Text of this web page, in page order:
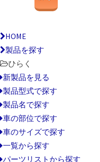
HOME
製品を探す
ひらく
新製品を見る
製品型式で探す
製品名で探す
車の部位で探す
車のサイズで探す
一覧から探す
パーツリストから探す